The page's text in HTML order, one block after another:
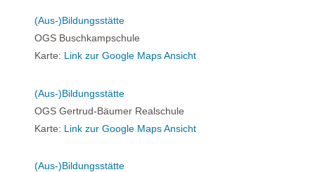
(Aus-)Bildungsstätte
OGS Buschkampschule
Karte: Link zur Google Maps Ansicht
(Aus-)Bildungsstätte
OGS Gertrud-Bäumer Realschule
Karte: Link zur Google Maps Ansicht
(Aus-)Bildungsstätte